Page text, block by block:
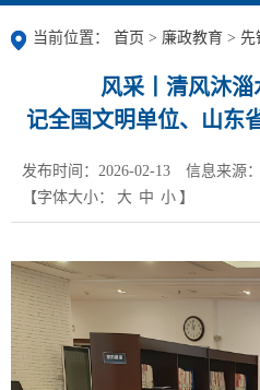
当前位置： 首页 > 廉政教育 > 先
风采丨清风沐
记全国文明单位、山东
发布时间：2026-02-13
信息来源
【字体大小：
大 中 小 】